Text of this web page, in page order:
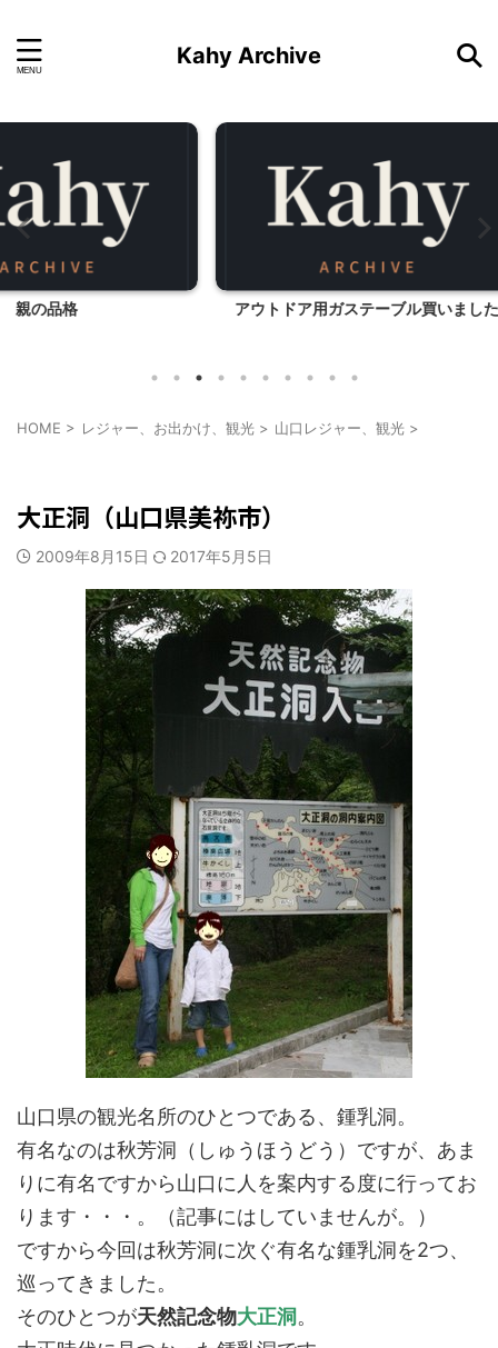
Kahy Archive
アウトドア用ガステーブル買いました 子連れ
HOME > レジャー、お出かけ、観光 > 山口レジャー、観光 >
大正洞（山口県美祢市）
2009年8月15日 2017年5月5日
山口県の観光名所のひとつである、鍾乳洞。
有名なのは秋芳洞（しゅうほうどう）ですが、あま
りに有名ですから山口に人を案内する度に行ってお
ります・・・。（記事にはしていませんが。）
ですから今回は秋芳洞に次ぐ有名な鍾乳洞を2つ、
巡ってきました。
そのひとつが天然記念物大正洞。